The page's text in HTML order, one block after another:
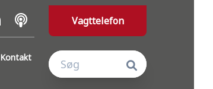
Kontakt
Vagttelefon